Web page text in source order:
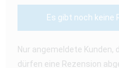
Es gibt noch keine
Nur angemeldete Kunden,
dürfen eine Rezension